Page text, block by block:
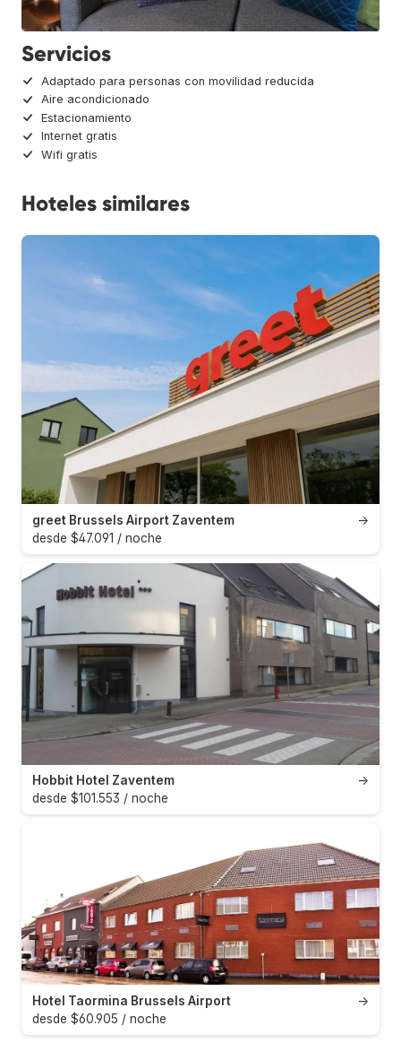
Servicios
Adaptado para personas con movilidad reducida
Aire acondicionado
Estacionamiento
Internet gratis
Wifi gratis
Hoteles similares
→
greet Brussels Airport Zaventem
desde $47.091 / noche
→
Hobbit Hotel Zaventem
desde $101.553 / noche
→
Hotel Taormina Brussels Airport
desde $60.905 / noche